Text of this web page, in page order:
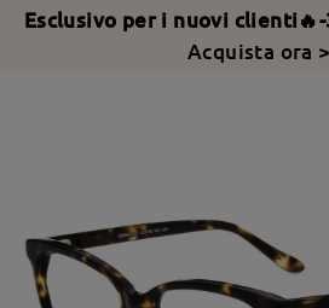
Esclusivo per i nuovi
Acquista ora >